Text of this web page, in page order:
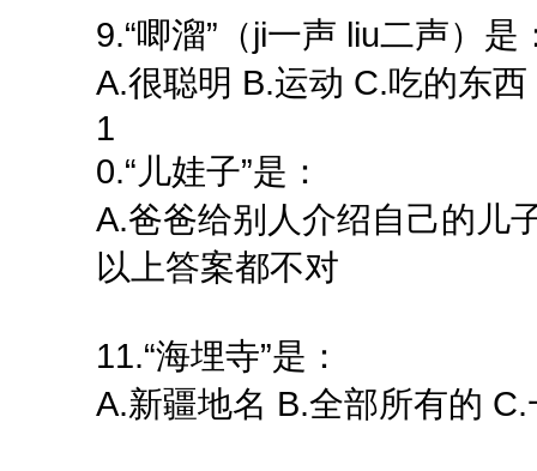
9.“唧溜”（ji一声 liu二声）是
A.很聪明 B.运动 C.吃的东
1
0.“儿娃子”是：
A.爸爸给别人介绍自己的儿
以上答案都不对
11.“海埋寺”是：
A.新疆地名 B.全部所有的